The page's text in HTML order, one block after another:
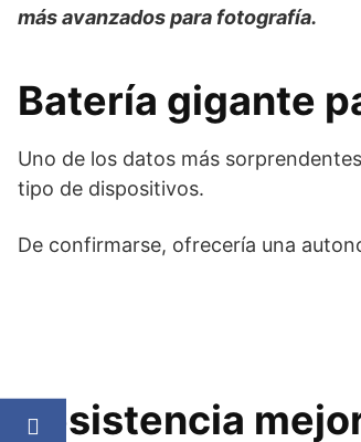
más avanzados para fotografía.
Batería gigante
Uno de los datos más
tipo de dispositivos.
De confirmarse, ofrecería una
Resistencia